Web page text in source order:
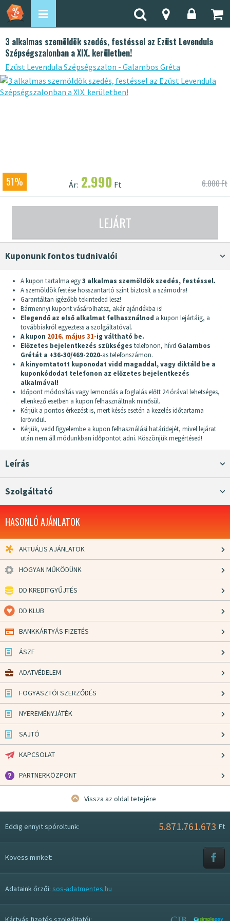
3 alkalmas szemöldök szedés, festéssel az Ezüst Levendula
Szépségszalonban a XIX. kerületben!
Ezüst Levendula Szépségszalon - Galambos Gréta
51% Ár: 2.990 Ft 6.000 Ft
LEJÁRT
Kuponunk fontos tudnivalói
A kupon tartalma egy3 alkalmas szemöldök szedés, festéssel.
A szemöldök festése hosszantartó színt biztosít a számodra!
Garantáltan igézőbb tekinteded lesz!
Bármennyi kupont vásárolhatsz, akár ajándékba is!
Elegendő az első alkalmat felhasználnod a kupon lejártáig, a
továbbiakról egyeztess a szolgáltatóval.
A kupon 2016. május 31-ig váltható be.
Előzetes bejelentkezés szükséges telefonon, hívd Galambos
Grétát a +36-30/469-2020-as telefonszámon.
A kinyomtatott kuponodat vidd magaddal, vagy diktáld be a
kuponkódodat telefonon az előzetes bejelentkezés
alkalmával!
Időpont módosítás vagy lemondás a foglalás előtt 24 órával lehetséges,
ellenkező esetben a kupon felhasználtnak minősül.
Kérjük a pontos érkezést is, mert késés esetén a kezelés időtartama
lerövidül.
Kérjük, vedd figyelembe a kupon felhasználási határidejét, mivel lejárat
után nem áll módunkban időpontot adni. Köszönjük megértésed!
Leírás
Szolgáltató
HASONLÓ AJÁNLATOK
AKTUÁLIS AJÁNLATOK
HOGYAN MŰKÖDÜNK
DD KREDITGYŰJTÉS
DD KLUB
BANKKÁRTYÁS FIZETÉS
ÁSZF
ADATVÉDELEM
FOGYASZTÓI SZERZŐDÉS
NYEREMÉNYJÁTÉK
SAJTÓ
KAPCSOLAT
PARTNERKÖZPONT
Vissza az oldal tetejére
Eddig ennyit spóroltunk: 5.871.761.673 Ft
Kövess minket:
Adataink őrzői: sos-adatmentes.hu